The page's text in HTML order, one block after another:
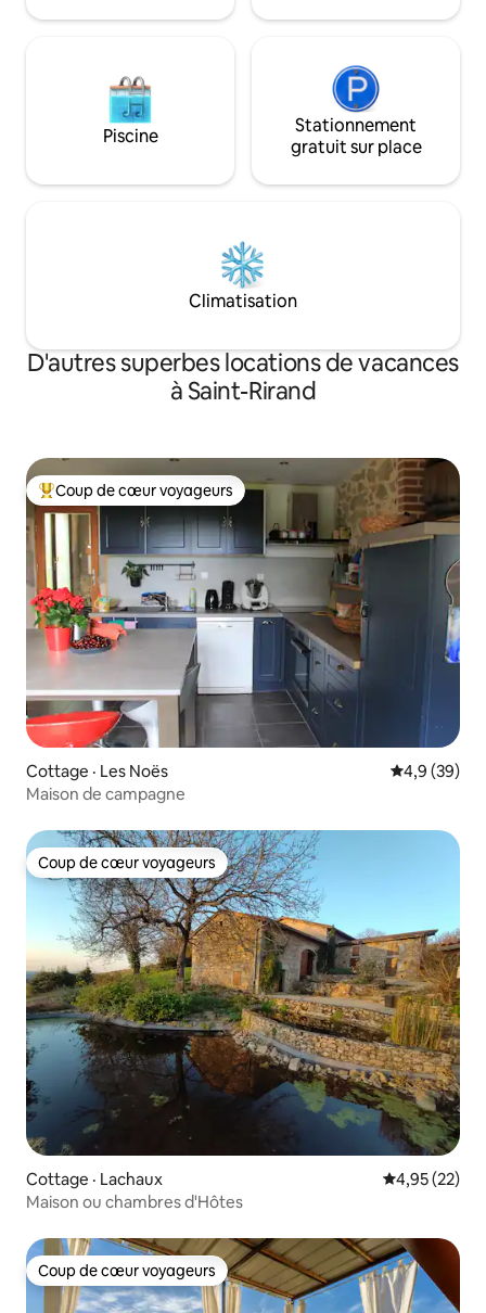
Piscine
Stationnement
gratuit sur place
Climatisation
D'autres superbes locations de vacances
à Saint-Rirand
Coup de cœur voyageurs parmi les plus aimés
Coup de cœur voyageurs
Cottage · Les Noës Note
4,9 (39)
Maison de campagne
Coup de cœur voyageurs
Coup de cœur voyageurs
Cottage · Lachaux Note
4,95 (22)
Maison ou chambres d'Hôtes
Coup de cœur voyageurs
Coup de cœur voyageurs